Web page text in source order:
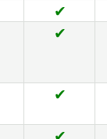
✔
✔
✔